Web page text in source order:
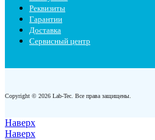
Реквизиты
Гарантии
Доставка
Сервисный центр
Copyright © 2026 Lab-Tec. Все права защищены.
Наверх
Наверх